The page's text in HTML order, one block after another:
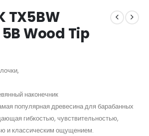
TX5BW
5B Wood Tip
наконечник
популярная древесина для барабанных
гибкостью, чувствительностью,
и классическим ощущением.